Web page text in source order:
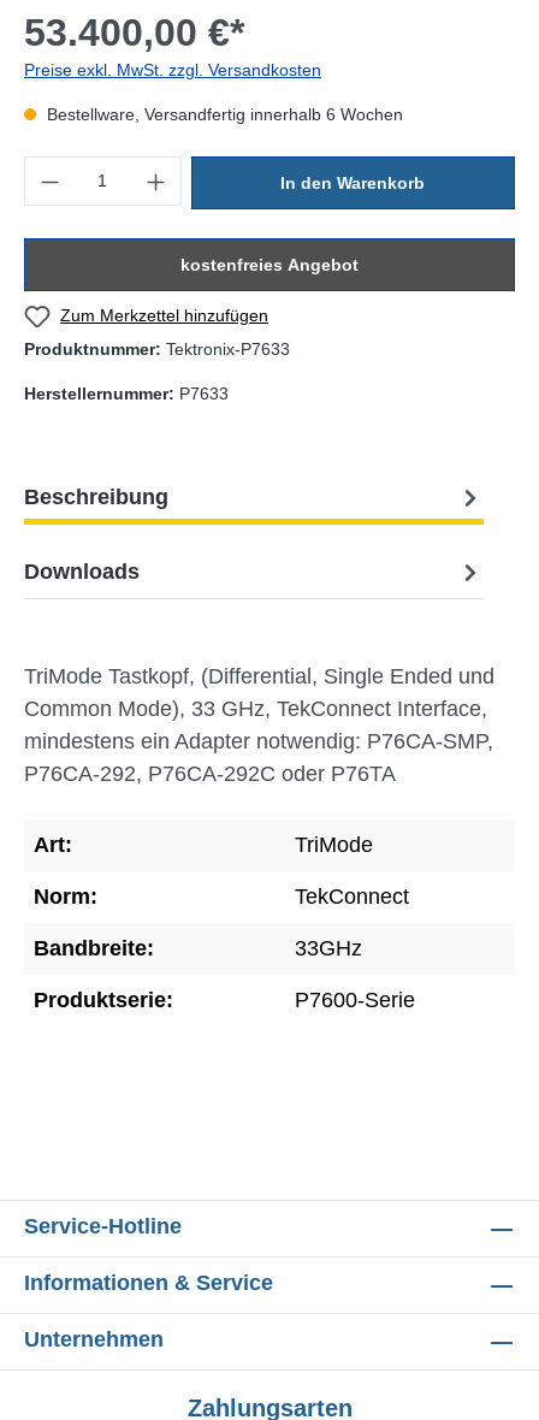
53.400,00 €*
Preise exkl. MwSt. zzgl. Versandkosten
Bestellware, Versandfertig innerhalb 6 Wochen
In den Warenkorb
kostenfreies Angebot
Zum Merkzettel hinzufügen
Produktnummer: Tektronix-P7633
Herstellernummer: P7633
Beschreibung
Downloads
TriMode Tastkopf, (Differential, Single Ended und
Common Mode), 33 GHz, TekConnect Interface,
mindestens ein Adapter notwendig: P76CA-SMP,
P76CA-292, P76CA-292C oder P76TA
Art: TriMode
Norm: TekConnect
Bandbreite: 33GHz
Produktserie: P7600-Serie
Service-Hotline
Informationen & Service
Unternehmen
Zahlungsarten